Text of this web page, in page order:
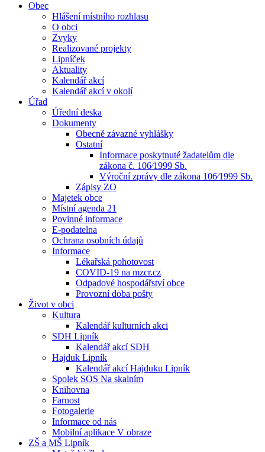
Obec
Hlášení místního rozhlasu
O obci
Zvyky
Realizované projekty
Lipníček
Aktuality
Kalendář akcí
Kalendář akcí v okolí
Úřad
Úřední deska
Dokumenty
Obecně závazné vyhlášky
Ostatní
Informace poskytnuté žadatelům dle
zákona č. 106⁄1999 Sb.
Výroční zprávy dle zákona 106⁄1999 Sb.
Zápisy ZO
Majetek obce
Místní agenda 21
Povinné informace
E-podatelna
Ochrana osobních údajů
Informace
Lékařská pohotovost
COVID-19 na mzcr.cz
Odpadové hospodářství obce
Provozní doba pošty
Život v obci
Kultura
Kalendář kulturních akci
SDH Lipník
Kalendář akcí SDH
Hajduk Lipník
Kalendář akcí Hajduku Lipník
Spolek SOS Na skalním
Knihovna
Farnost
Fotogalerie
Informace od nás
Mobilní aplikace V obraze
ZŠ a MŠ Lipník